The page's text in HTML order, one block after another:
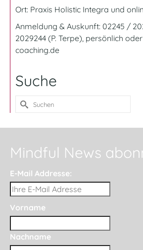
Ort: Praxis Holistic Integra und
Anmeldung & Auskunft: 02245 /
2029244 (P. Terpe), persönlich
coaching.de
Suche
Suche
nach:
Mindful News
E-Mail Addresse:
Vorname
Nachname